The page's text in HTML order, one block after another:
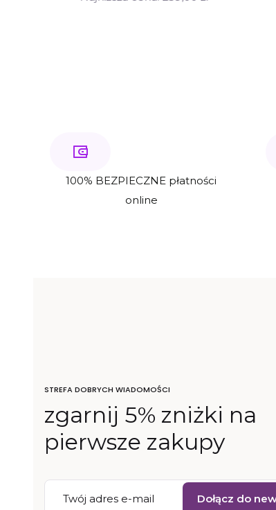
100% BEZPIECZNE płatności
online
STREFA DOBRYCH WIADOMOŚCI
zgarnij 5% zniżki na
pierwsze zakupy
Twój adres e-mail Dołącz do